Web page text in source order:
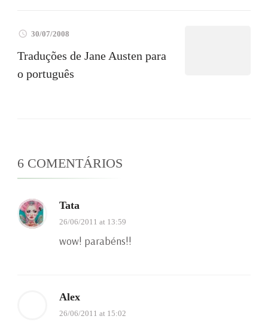
30/07/2008
Traduções de Jane Austen para
o português
6 COMENTÁRIOS
Tata
26/06/2011 at 13:59
wow! parabéns!!
Alex
26/06/2011 at 15:02